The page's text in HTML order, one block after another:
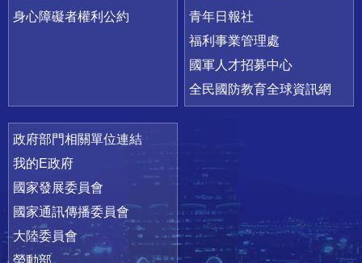
身心障礙者權利公約
青年日報社
福利事業管理處
國軍人才招募中心
全民國防教育全球資訊網
政府部門相關單位連結
我的E政府
國家發展委員會
國家通訊傳播委員會
大陸委員會
勞動部